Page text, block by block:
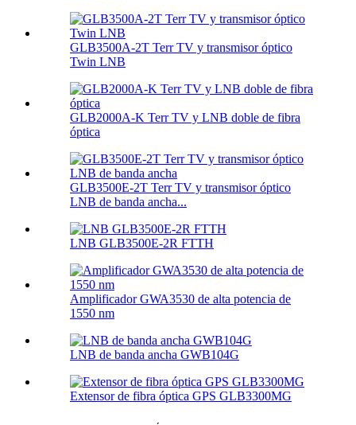
GLB3500A-2T Terr TV y transmisor óptico
Twin LNB
GLB2000A-K Terr TV y LNB doble de fibra
óptica
GLB3500E-2T Terr TV y transmisor óptico
LNB de banda ancha...
LNB GLB3500E-2R FTTH
Amplificador GWA3530 de alta potencia de
1550 nm
LNB de banda ancha GWB104G
Extensor de fibra óptica GPS GLB3300MG